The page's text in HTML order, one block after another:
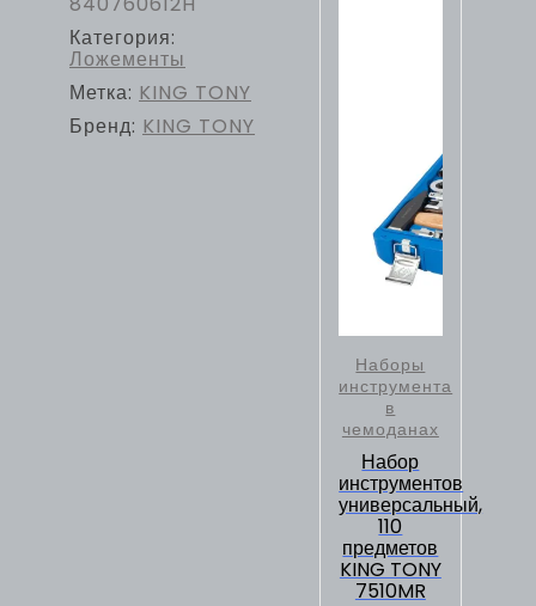
Категория:
Ложементы
Метка: KING TONY
Бренд: KING TONY
Наборы
инструмента
в
чемоданах
Набор
инструментов
универсальный,
110
предметов
KING TONY
7510MR